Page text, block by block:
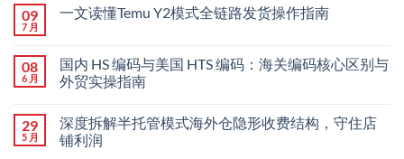
09
7 月
一文读懂Temu Y2模式全链路发货操作指南
08
6 月
国内 HS 编码与美国 HTS 编码：海关编码核心区别与
外贸实操指南
29
5 月
深度拆解半托管模式海外仓隐形收费结构，守住店
铺利润